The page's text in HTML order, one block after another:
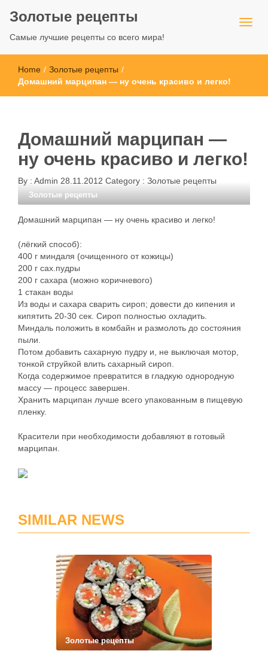
Золотые рецепты
Самые лучшие рецепты со всего мира!
Home / Золотые рецепты /
Домашний марципан — ну очень красиво и легко!
Домашний марципан —
ну очень красиво и легко!
By : Admin 28.11.2012 Category : Золотые рецепты
Золотые рецепты
Домашний марципан — ну очень красиво и легко!
(лёгкий способ):
400 г миндаля (очищенного от кожицы)
200 г сах.пудры
200 г сахара (можно коричневого)
1 стакан воды
Из воды и сахара сварить сироп; довести до кипения и
кипятить 20-30 сек. Сироп полностью охладить.
Миндаль положить в комбайн и размолоть до состояния
пыли.
Потом добавить сахарную пудру и, не выключая мотор,
тонкой струйкой влить сахарный сироп.
Когда содержимое превратится в гладкую однородную
массу — процесс завершен.
Хранить марципан лучше всего упакованным в пищевую
пленку.
Красители при необходимости добавляют в готовый
марципан.
SIMILAR NEWS
Золотые рецепты